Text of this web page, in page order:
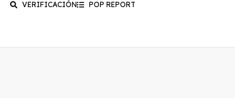
VERIFICACIÓN POP REPORT